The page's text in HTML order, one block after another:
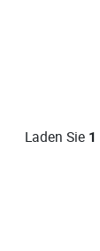
Laden Sie 1